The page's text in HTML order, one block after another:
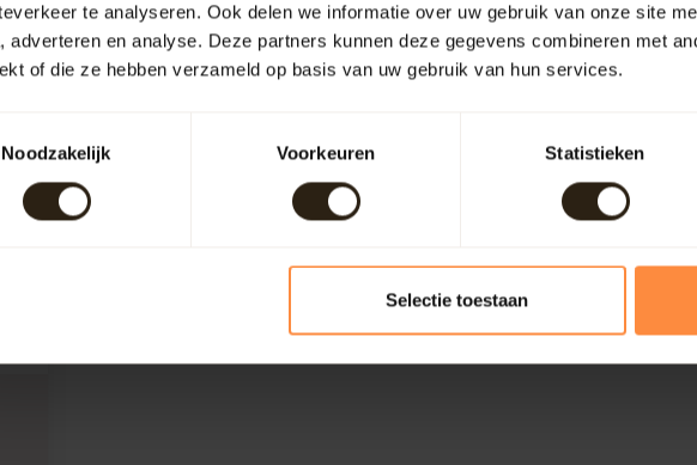
te analyseren. Ook delen we informatie over uw gebruik van onze site
adverteren en analyse. Deze partners kunnen deze gegevens combineren met
of die ze hebben verzameld op basis van uw gebruik van hun services.
Noodzakelijk
Voorkeuren Statistieken
Selectie toestaan